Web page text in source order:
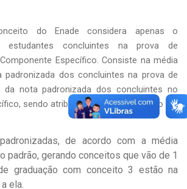
do Enade considera apenas o
estudantes concluintes na prova de
Específico. Consiste na média
padronizada dos concluintes na prova de
da nota padronizada dos concluintes no
sendo atribuído peso 1 ao primeiro e 3
de acordo com a média
padrão, gerando conceitos que vão de 1
graduação com conceito 3 estão na
ela.